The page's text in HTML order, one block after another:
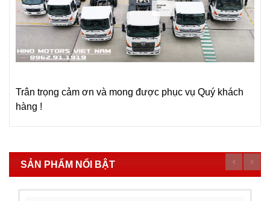
Trân trọng cảm ơn và mong được phục vụ Quý khách
hàng !
SẢN PHẨM NỔI BẬT